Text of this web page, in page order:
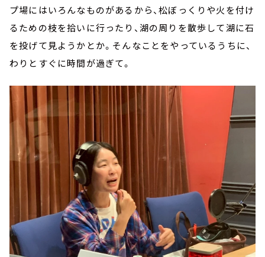
プ場にはいろんなものがあるから、松ぼっくりや火を付け
るための枝を拾いに行ったり、湖の周りを散歩して湖に石
を投げて見ようかとか。そんなことをやっているうちに、
わりとすぐに時間が過ぎて。